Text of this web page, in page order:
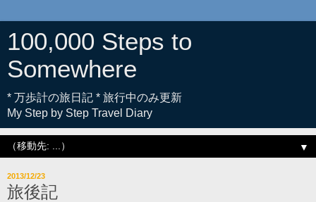
100,000 Steps to
Somewhere
* 万歩計の旅日記 * 旅行中のみ更新
My Step by Step Travel Diary
▼
2013/12/23
旅後記